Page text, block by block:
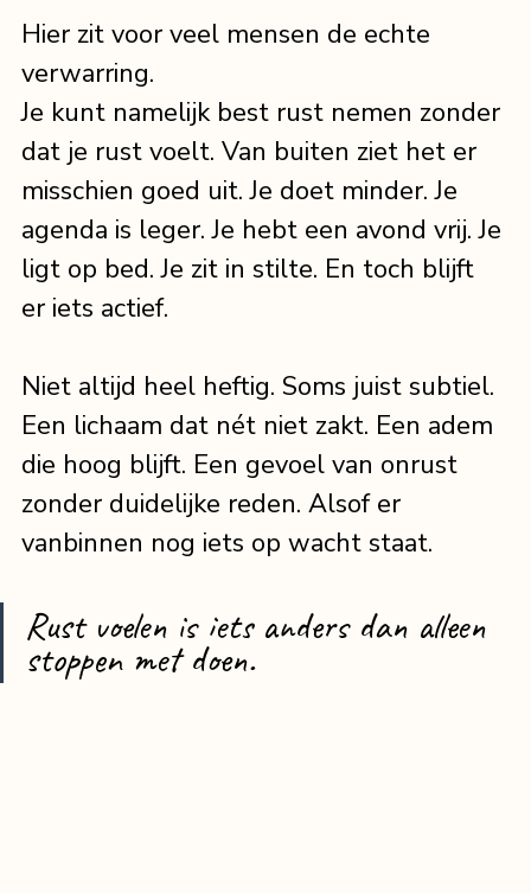
Hier zit voor veel mensen de echte
verwarring.
Je kunt namelijk best rust nemen zonder
dat je rust voelt. Van buiten ziet het er
misschien goed uit. Je doet minder. Je
agenda is leger. Je hebt een avond vrij. Je
ligt op bed. Je zit in stilte. En toch blijft
er iets actief.
Niet altijd heel heftig. Soms juist subtiel.
Een lichaam dat nét niet zakt. Een adem
die hoog blijft. Een gevoel van onrust
zonder duidelijke reden. Alsof er
vanbinnen nog iets op wacht staat.
Rust voelen is iets anders dan alleen
stoppen met doen.